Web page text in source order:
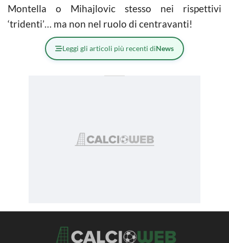
Montella o Mihajlovic stesso nei rispettivi
‘tridenti’… ma non nel ruolo di centravanti!
Leggi gli articoli più recenti diNews